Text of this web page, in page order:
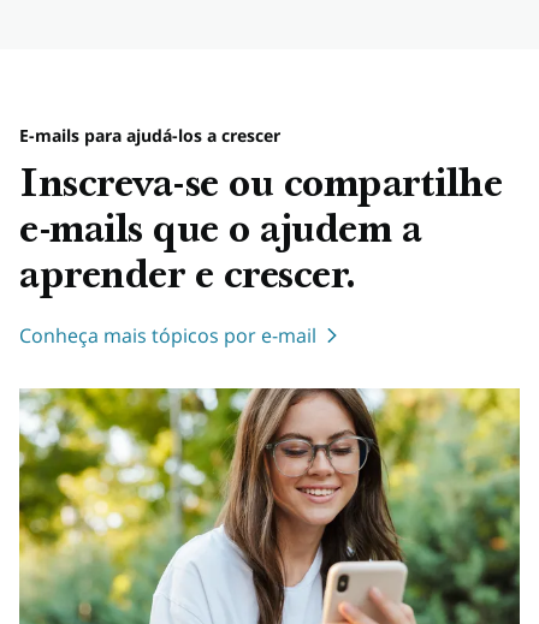
E-mails para ajudá-los a crescer
Inscreva-se ou compartilhe
e-mails que o ajudem a
aprender e crescer.
Conheça mais tópicos por e-mail